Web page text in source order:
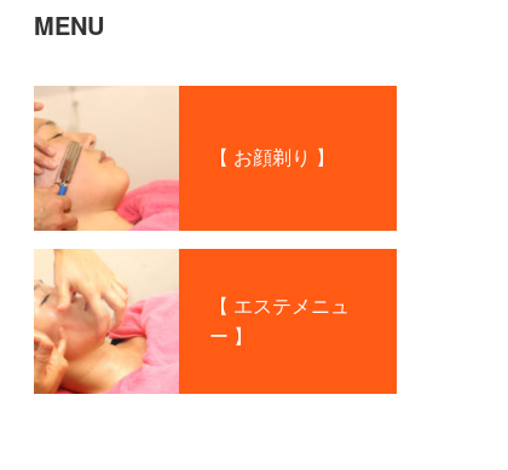
MENU
【 お顔剃り 】
【 エステメニュ
ー 】